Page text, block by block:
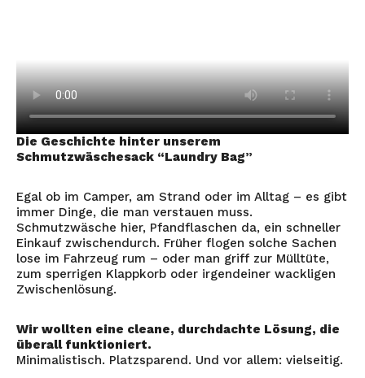
Die Geschichte hinter unserem
Schmutzwäschesack “Laundry Bag”
Egal ob im Camper, am Strand oder im Alltag – es gibt
immer Dinge, die man verstauen muss.
Schmutzwäsche hier, Pfandflaschen da, ein schneller
Einkauf zwischendurch. Früher flogen solche Sachen
lose im Fahrzeug rum – oder man griff zur Mülltüte,
zum sperrigen Klappkorb oder irgendeiner wackligen
Zwischenlösung.
Wir wollten eine cleane, durchdachte Lösung, die
überall funktioniert.
Minimalistisch. Platzsparend. Und vor allem: vielseitig.